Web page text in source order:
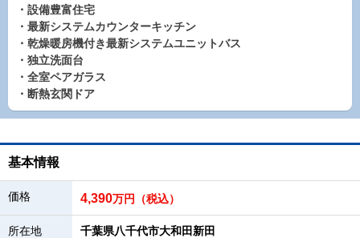
・設備豊富住宅
・最新システムカウンターキッチン
・乾燥暖房機付き最新システムユニットバス
・独立洗面台
・全室ペアガラス
・断熱玄関ドア
基本情報
価格 4,390万円（税込）
所在地 千葉県八千代市大和田新田